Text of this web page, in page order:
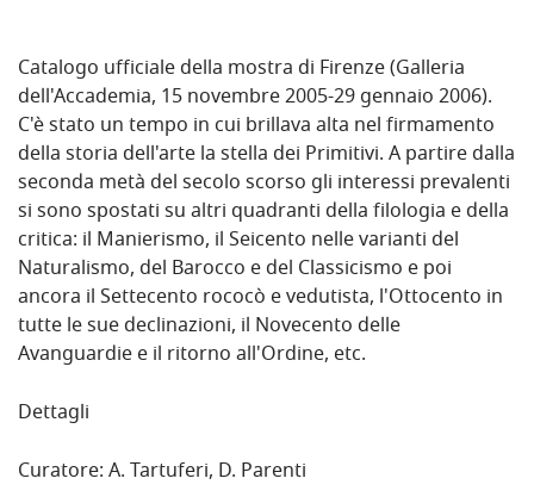
Catalogo ufficiale della mostra di Firenze (Galleria
dell'Accademia, 15 novembre 2005-29 gennaio 2006).
C'è stato un tempo in cui brillava alta nel firmamento
della storia dell'arte la stella dei Primitivi. A partire dalla
seconda metà del secolo scorso gli interessi prevalenti
si sono spostati su altri quadranti della filologia e della
critica: il Manierismo, il Seicento nelle varianti del
Naturalismo, del Barocco e del Classicismo e poi
ancora il Settecento rococò e vedutista, l'Ottocento in
tutte le sue declinazioni, il Novecento delle
Avanguardie e il ritorno all'Ordine, etc.
Dettagli
Curatore: A. Tartuferi, D. Parenti